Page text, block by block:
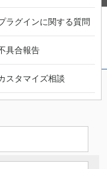
ラグインに関する質問
具合報告
スタマイズ相談